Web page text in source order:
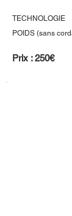
Prix : 250€
POIDS (sans